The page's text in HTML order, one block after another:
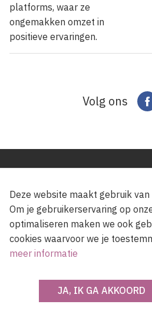
platforms, waar ze
ongemakken omzet in
positieve ervaringen.
Volg ons
Over OKV
Gratis proefnummer
Verkooppunten
OKV Club
Adverteren
Over OKV
Deze website maakt gebruik
Om je gebruikerservaring op
optimaliseren maken we ook
cookies waarvoor we je
meer informatie
JA, IK GA AKKOORD